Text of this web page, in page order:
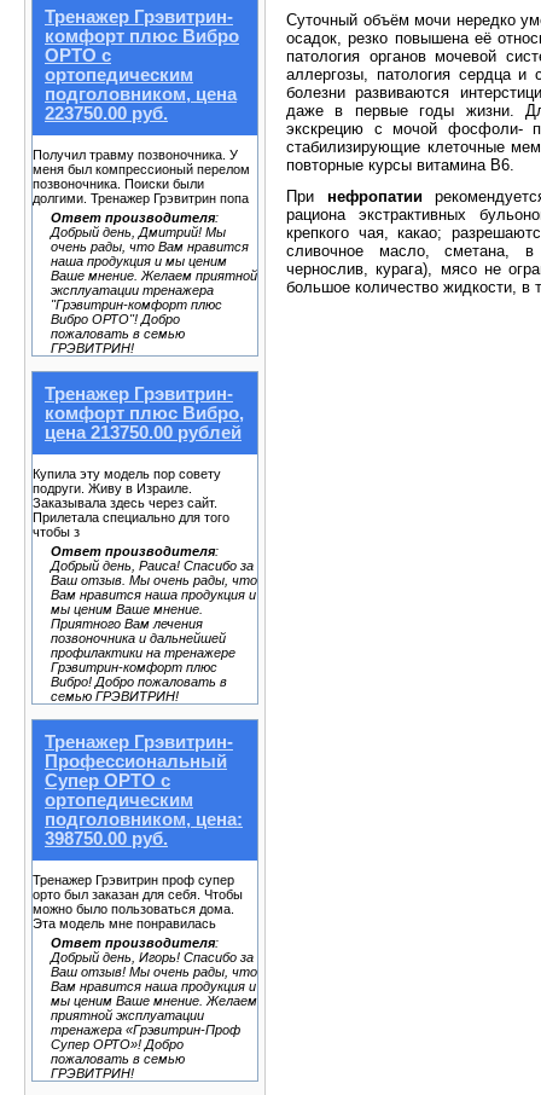
Тренажер Грэвитрин-
комфорт плюс Вибро
ОРТО с
ортопедическим
подголовником, цена
223750.00 руб.
Получил травму позвоночника. У
меня был компрессионый перелом
позвоночника. Поиски были
долгими. Тренажер Грэвитрин попа
Ответ производителя:
Добрый день, Дмитрий! Мы
очень рады, что Вам нравится
наша продукция и мы ценим
Ваше мнение. Желаем приятной
эксплуатации тренажера
"Грэвитрин-комфорт плюс
Вибро ОРТО"! Добро
пожаловать в семью
ГРЭВИТРИН!
Тренажер Грэвитрин-
комфорт плюс Вибро,
цена 213750.00 рублей
Купила эту модель пор совету
подруги. Живу в Израиле.
Заказывала здесь через сайт.
Прилетала специально для того
чтобы з
Ответ производителя:
Добрый день, Раиса! Спасибо за
Ваш отзыв. Мы очень рады, что
Вам нравится наша продукция и
мы ценим Ваше мнение.
Приятного Вам лечения
позвоночника и дальнейшей
профилактики на тренажере
Грэвитрин-комфорт плюс
Вибро! Добро пожаловать в
семью ГРЭВИТРИН!
Тренажер Грэвитрин-
Профессиональный
Супер ОРТО с
ортопедическим
подголовником, цена:
398750.00 руб.
Тренажер Грэвитрин проф супер
орто был заказан для себя. Чтобы
можно было пользоваться дома.
Эта модель мне понравилась
Ответ производителя:
Добрый день, Игорь! Спасибо за
Ваш отзыв! Мы очень рады, что
Вам нравится наша продукция и
мы ценим Ваше мнение. Желаем
приятной эксплуатации
тренажера «Грэвитрин-Проф
Супер ОРТО»! Добро
пожаловать в семью
ГРЭВИТРИН!
Суточный объём мочи нередко
осадок, резко повышена её
патология органов мочевой
аллергозы, патология сердца и
болезни развиваются
даже в первые годы жизни.
экскрецию с мочой фосфоли-
стабилизирующие клеточные
повторные курсы витамина В6.
При нефропатии
рациона экстрактивных
крепкого чая, какао;
сливочное масло, сметана, в
чернослив, курага), мясо не
большое количество жидкости,